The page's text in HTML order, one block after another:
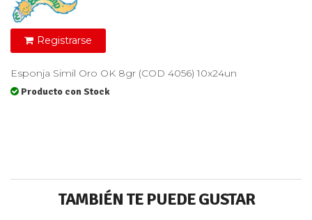
Registrarse
Esponja Simil Oro OK 8gr (COD 4056) 10x24un
Producto con Stock
TAMBIÉN TE PUEDE GUSTAR